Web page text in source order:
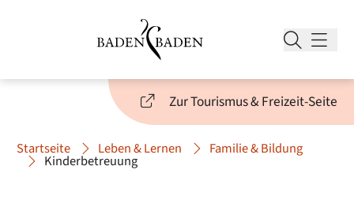
Zur Tourismus & Freizeit-Seite
Startseite Leben & Lernen Familie & Bildung
Kinderbetreuung